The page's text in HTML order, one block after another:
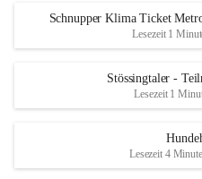
Schnupper Klima Ticket
Lesezeit 1
Stössingtaler -
Lesezeit 1
Lesezeit 4